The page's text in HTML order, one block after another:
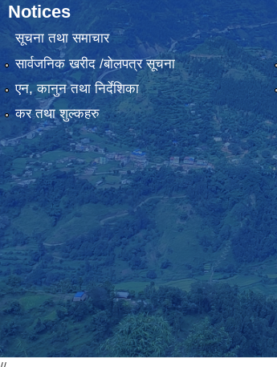
Notices
सूचना तथा समाचार
सार्वजनिक खरीद /बोलपत्र सूचना
एन, कानुन तथा निर्देशिका
कर तथा शुल्कहरु